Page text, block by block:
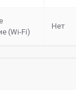
(Wi-Fi)
Нет